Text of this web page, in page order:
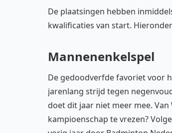
De plaatsingen hebben
kwalificaties van start.
Mannenenkelspel
De gedoodverfde favoriet voor
jarenlang strijd tegen
doet dit jaar niet meer mee.
kampioenschap te vrezen?